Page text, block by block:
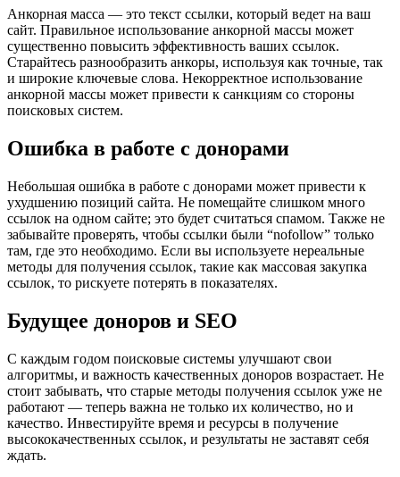
Анкорная масса — это текст ссылки, который ведет на ваш
сайт. Правильное использование анкорной массы может
существенно повысить эффективность ваших ссылок.
Старайтесь разнообразить анкоры, используя как точные, так
и широкие ключевые слова. Некорректное использование
анкорной массы может привести к санкциям со стороны
поисковых систем.
Ошибка в работе с донорами
Небольшая ошибка в работе с донорами может привести к
ухудшению позиций сайта. Не помещайте слишком много
ссылок на одном сайте; это будет считаться спамом. Также не
забывайте проверять, чтобы ссылки были “nofollow” только
там, где это необходимо. Если вы используете нереальные
методы для получения ссылок, такие как массовая закупка
ссылок, то рискуете потерять в показателях.
Будущее доноров и SEO
С каждым годом поисковые системы улучшают свои
алгоритмы, и важность качественных доноров возрастает. Не
стоит забывать, что старые методы получения ссылок уже не
работают — теперь важна не только их количество, но и
качество. Инвестируйте время и ресурсы в получение
высококачественных ссылок, и результаты не заставят себя
ждать.